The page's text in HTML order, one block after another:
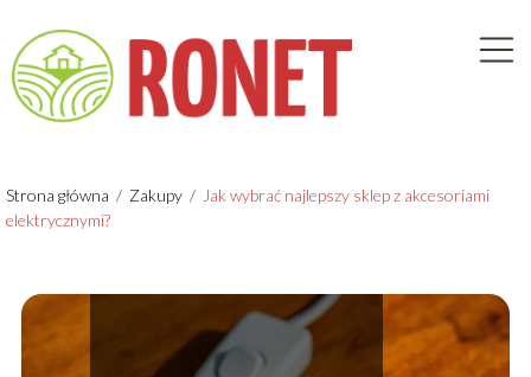
Strona główna / Zakupy / Jak wybrać najlepszy sklep z akcesoriami
elektrycznymi?